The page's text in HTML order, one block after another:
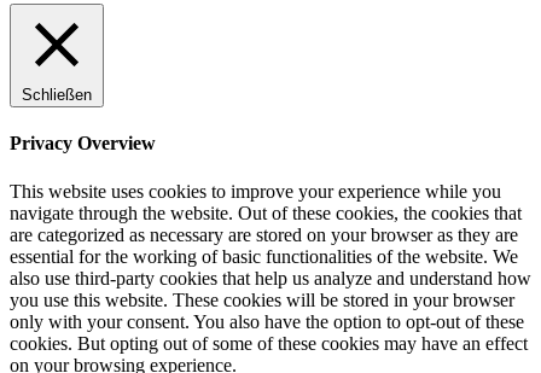
Schließen
Privacy Overview
This website uses cookies to improve your experience while you
navigate through the website. Out of these cookies, the cookies that
are categorized as necessary are stored on your browser as they are
essential for the working of basic functionalities of the website. We
also use third-party cookies that help us analyze and understand how
you use this website. These cookies will be stored in your browser
only with your consent. You also have the option to opt-out of these
cookies. But opting out of some of these cookies may have an effect
on your browsing experience.